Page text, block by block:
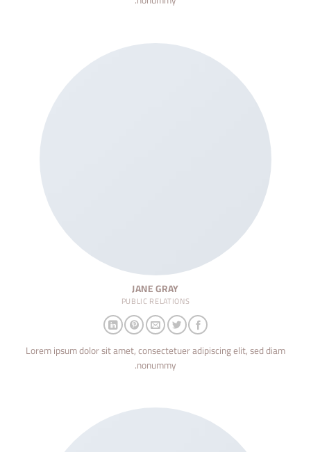
JANE GRAY
PUBLIC RELATIONS
Lorem ipsum dolor sit amet, consectetuer adipiscing elit, sed diam
nonummy.